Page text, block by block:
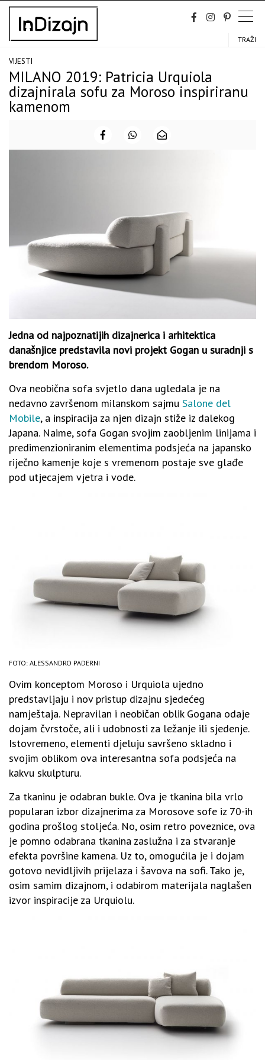
Skip
content
TRAŽI
VIJESTI
MILANO 2019: Patricia Urquiola
dizajnirala sofu za Moroso inspiriranu
kamenom
Jedna od najpoznatijih dizajnerica i arhitektica
današnjice predstavila novi projekt Gogan u suradnji s
brendom Moroso.
Ova neobična sofa svjetlo dana ugledala je na
nedavno završenom milanskom sajmu Salone del
Mobile, a inspiracija za njen dizajn stiže iz dalekog
Japana. Naime, sofa Gogan svojim zaobljenim linijama i
predimenzioniranim elementima podsjeća na japansko
riječno kamenje koje s vremenom postaje sve glađe
pod utjecajem vjetra i vode.
FOTO: ALESSANDRO PADERNI
Ovim konceptom Moroso i Urquiola ujedno
predstavljaju i nov pristup dizajnu sjedećeg
namještaja. Nepravilan i neobičan oblik Gogana odaje
dojam čvrstoče, ali i udobnosti za ležanje ili sjedenje.
Istovremeno, elementi djeluju savršeno skladno i
svojim oblikom ova interesantna sofa podsjeća na
kakvu skulpturu.
Za tkaninu je odabran bukle. Ova je tkanina bila vrlo
popularan izbor dizajnerima za Morosove sofe iz 70-ih
godina prošlog stoljeća. No, osim retro poveznice, ova
je pomno odabrana tkanina zaslužna i za stvaranje
efekta površine kamena. Uz to, omogućila je i dojam
gotovo nevidljivih prijelaza i šavova na sofi. Tako je,
osim samim dizajnom, i odabirom materijala naglašen
izvor inspiracije za Urquiolu.